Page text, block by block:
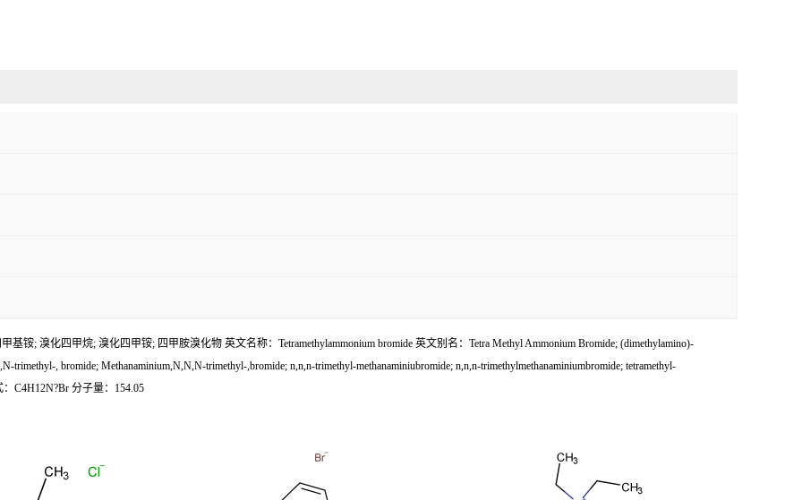
铵; 溴化四甲烷; 溴化四甲铵; 四甲胺溴化物 英文名称：Tetramethylammonium bromide 英文别名：Tetra Methyl Ammonium Bromide; (dimethylamino)-
trimethyl-, bromide; Methanaminium,N,N,N-trimethyl-,bromide; n,n,n-trimethyl-methanaminiubromide; n,n,n-trimethylmethanaminiumbromide; tetramethyl-
C4H12N?Br 分子量：154.05